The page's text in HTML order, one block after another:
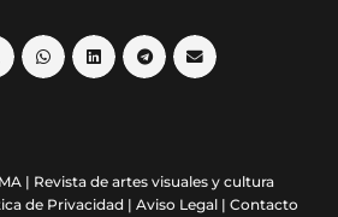
| Revista de artes visuales y cultura
de Privacidad | Aviso Legal | Contacto